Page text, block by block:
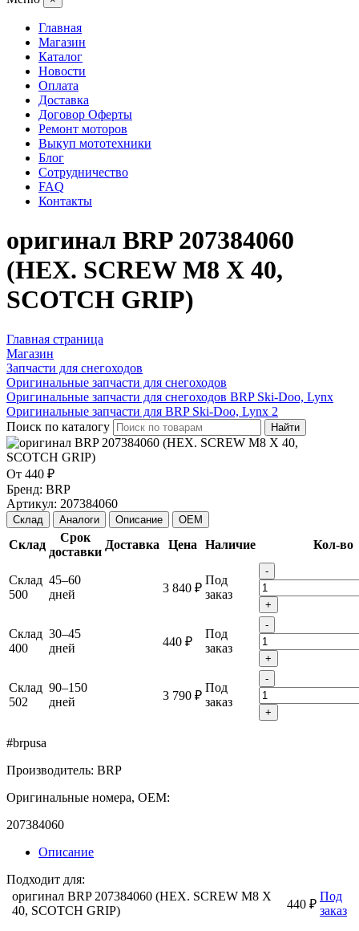
Главная
Магазин
Каталог
Новости
Оплата
Доставка
Договор Оферты
Ремонт моторов
Выкуп мототехники
Блог
Сотрудничество
FAQ
Контакты
оригинал BRP 207384060
(HEX. SCREW M8 X 40,
SCOTCH GRIP)
Главная страница
Магазин
Запчасти для снегоходов
Оригинальные запчасти для снегоходов
Оригинальные запчасти для снегоходов BRP Ski-Doo, Lynx
Оригинальные запчасти для BRP Ski-Doo, Lynx 2
Поиск по каталогу
Найти
От 440 ₽
Бренд: BRP
Артикул: 207384060
Склад Аналоги Описание OEM
Склад
Срок
доставки
Доставка Цена Наличие Кол-во
Склад
500
45–60
дней
3 840 ₽
Под
заказ
-
+
Склад
400
30–45
дней
440 ₽
Под
заказ
-
+
Склад
502
90–150
дней
3 790 ₽
Под
заказ
-
+
#brpusa
Производитель: BRP
Оригинальные номера, OEM:
207384060
Описание
Подходит для:
оригинал BRP 207384060 (HEX. SCREW M8 X
40, SCOTCH GRIP)
440 ₽
Под
заказ